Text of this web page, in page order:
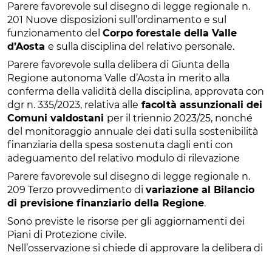
Parere favorevole sul disegno di legge regionale n.
201 Nuove disposizioni sull’ordinamento e sul
funzionamento del Corpo forestale della Valle
d’Aosta e sulla disciplina del relativo personale.
Parere favorevole sulla delibera di Giunta della
Regione autonoma Valle d’Aosta in merito alla
conferma della validità della disciplina, approvata con
dgr n. 335/2023, relativa alle facoltà assunzionali dei
Comuni valdostani per il triennio 2023/25, nonché
del monitoraggio annuale dei dati sulla sostenibilità
finanziaria della spesa sostenuta dagli enti con
adeguamento del relativo modulo di rilevazione
Parere favorevole sul disegno di legge regionale n.
209 Terzo provvedimento di variazione al Bilancio
di previsione finanziario della Regione.
Sono previste le risorse per gli aggiornamenti dei
Piani di Protezione civile.
Nell’osservazione si chiede di approvare la delibera di